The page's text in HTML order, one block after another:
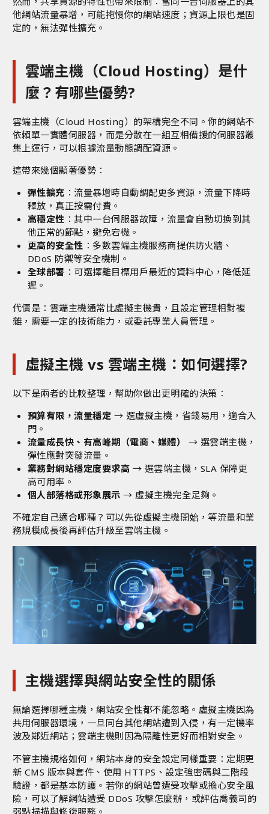
他網站流量暴增，可能拖慢你的網站速度；資源上限也是固
定的，無法彈性擴充。
雲端主機（Cloud Hosting）是什
麼？有哪些優勢?
雲端主機（Cloud Hosting）的架構完全不同。你的網站不
依賴單一實體伺服器，而是分散在一組互相備援的伺服器叢
集上運行，可以根據流量動態調配資源。
這帶來幾個顯著優勢：
彈性擴充 ：流量暴增時自動調配更多資源，流量下降時
釋放，真正按需付費。
高穩定性 ：其中一台伺服器故障，流量會自動切換到其
他正常的節點，避免宕機。
更高的安全性 ：多數雲端主機服務商提供防火牆、
DDoS 防禦等安全機制。
全球部署 ：可選擇離目標用戶最近的資料中心，降低延
遲。
代價是：雲端主機通常比虛擬主機貴，且設定管理相對複
雜，需要一定的技術能力，或委託專業人員管理。
虛擬主機 vs 雲端主機：如何選擇?
以下是兩者的比較整理，幫助你做出更明確的決策：
預算有限，流量穩定 → 選虛擬主機，省錢易用，適合入
門。
流量成長快、有高峰期（電商、媒體）
→ 選雲端主機，
彈性應對突發流量。
業務對網站穩定度要求高 → 選雲端主機，SLA 保障更
高可用率。
個人部落格或形象展示 → 虛擬主機完全足夠。
不確定自己適合哪種？可以先從虛擬主機開始，等流量和業
務規模成長後再評估升級至雲端主機。
主機選擇與網站安全性的關係
無論選擇哪種主機，網站安全性都不能忽略。虛擬主機因為
共用伺服器環境，一旦同台其他網站遭到入侵，有一定機率
波及鄰近網站；雲端主機則因為隔離性更好而相對安全。
不管主機規格如何，網站本身的安全設定同樣重要：定期更
新 CMS 版本與套件、使用 HTTPS、設定強密碼與二階段
驗證，都是基本防護。若你的網站曾遭受攻擊或擔心安全風
險，可以了解網站遭受 DDoS 攻擊怎麼辦 ，或評估喬義司的
弱點掃描與修復服務 。